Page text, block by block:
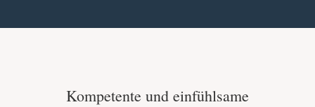
Kompetente und einfühlsame